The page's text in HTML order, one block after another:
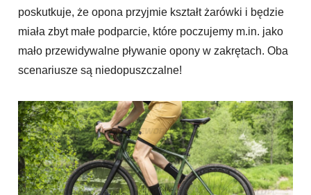
poskutkuje, że opona przyjmie kształt żarówki i będzie
miała zbyt małe podparcie, które poczujemy m.in. jako
mało przewidywalne pływanie opony w zakrętach. Oba
scenariusze są niedopuszczalne!